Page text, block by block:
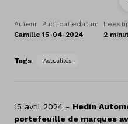
Auteur
Camille
Publicatiedatum
15-04-2024
2
Tags Actualités
15 avril 2024 - Hedin
portefeuille de marques